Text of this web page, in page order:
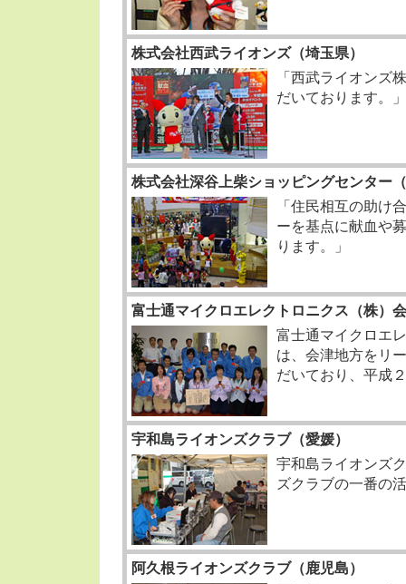
株式会社西武ライオンズ（埼玉県）
「西武ライオンズ
だいております。」
株式会社深谷上柴ショッピングセンター
「住民相互の助け
ーを基点に献血や
ります。」
富士通マイクロエレクトロニクス（株）
富士通マイクロエ
は、会津地方をリ
だいており、平成
宇和島ライオンズクラブ（愛媛）
宇和島ライオンズ
ズクラブの一番の
阿久根ライオンズクラブ（鹿児島）